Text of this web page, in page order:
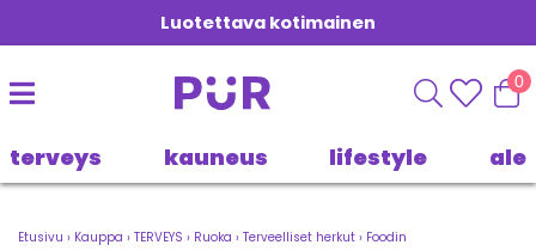
Luotettava kotimainen
0
terveys kauneus lifestyle ale
Etusivu › Kauppa › TERVEYS › Ruoka › Terveelliset herkut › Foodin